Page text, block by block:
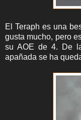
El Teraph es una
gusta mucho, pero
su AOE de 4. De
apañada se ha